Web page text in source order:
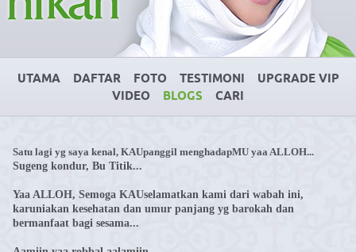
UTAMA DAFTAR FOTO TESTIMONI
UPGRADE VIP
VIDEO
BLOGS CARI
Satu lagi yg saya kenal, KAUpanggil menghadapMU yaa ALLOH...
Sugeng kondur, Bu Titik...
Yaa ALLOH, Semoga KAUselamatkan kami dari wabah ini,
karuniakan kesehatan dan umur panjang yg barokah dan
bermanfaat bagi sesama...